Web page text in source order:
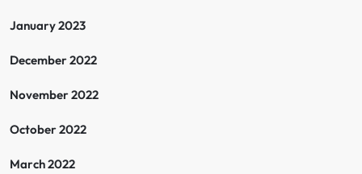
January 2023
December 2022
November 2022
October 2022
March 2022